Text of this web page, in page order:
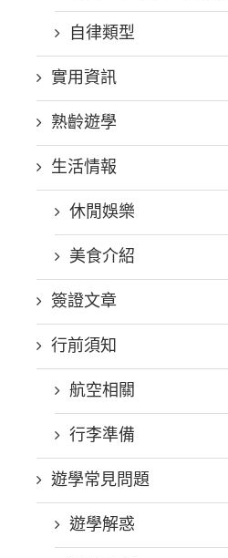
自律類型
實用資訊
熟齡遊學
生活情報
休閒娛樂
美食介紹
簽證文章
行前須知
航空相關
行李準備
遊學常見問題
遊學解惑